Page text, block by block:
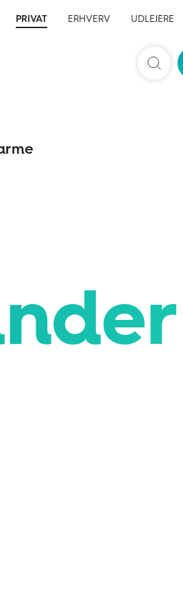
PRIVAT ERHVERV UDLEJERE
Søg